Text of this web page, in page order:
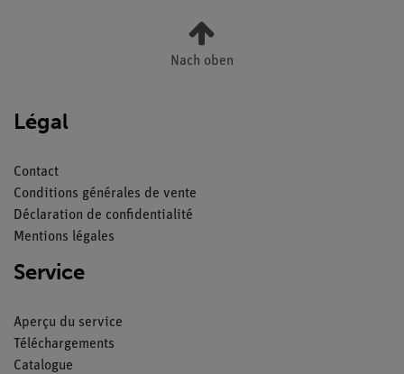
Nach oben
Légal
Contact
Conditions générales de vente
Déclaration de confidentialité
Mentions légales
Service
Aperçu du service
Téléchargements
Catalogue